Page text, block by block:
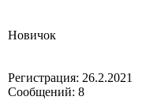
Новичок
Регистрация: 26.2.2021
Сообщений: 8